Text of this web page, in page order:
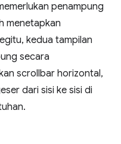
penampung
menetapkan
kedua tampilan
secara
scrollbar horizontal,
dari sisi ke sisi di